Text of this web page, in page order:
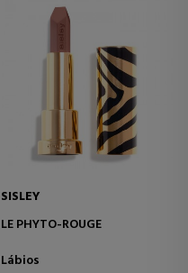
SISLEY
LE PHYTO-ROUGE
Lábios